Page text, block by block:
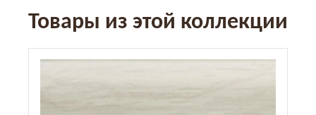
Товары из этой коллекции